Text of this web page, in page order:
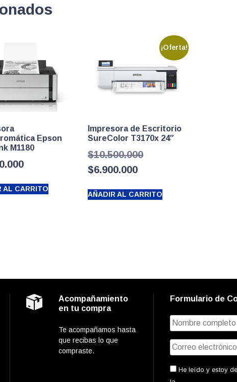
Epson
M1180
AL CARRITO
¡Oferta!
Impresora de Escritorio
SureColor T3170x 24″
$10.500.000El
era:
$6.900.000El
actual
AÑADIR AL CARRITO
Acompañamiento
en tu compra
Te acompañamos hasta
que recibas lo que
compraste.
Formulario de
He leído y estoy